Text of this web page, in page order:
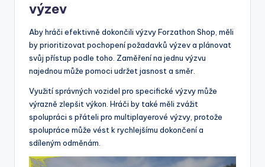
výzev
Aby hráči efektivně dokončili výzvy Forzathon Shop, měli
by prioritizovat pochopení požadavků výzev a plánovat
svůj přístup podle toho. Zaměření na jednu výzvu
najednou může pomoci udržet jasnost a směr.
Využití správných vozidel pro specifické výzvy může
výrazně zlepšit výkon. Hráči by také měli zvážit
spolupráci s přáteli pro multiplayerové výzvy, protože
spolupráce může vést k rychlejšímu dokončení a
sdíleným odměnám.